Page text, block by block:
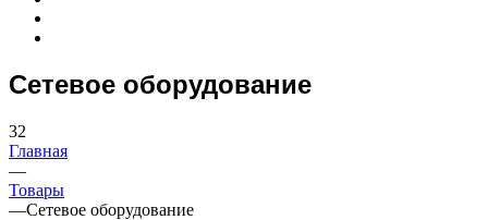
Сетевое оборудование
32
Главная
—
Товары
—Сетевое оборудование